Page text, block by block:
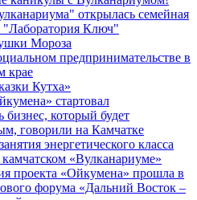
открылась семейная
"Лаборатория Ключ"
Мороза
предпринимательстве в
крае
Кутха»
стартовал
бизнес, который будет
говорили на Камчатке
энергетического класса
камчатском «Вулканариуме»
проекта «Ойкумена» прошла в
форума «Дальний Восток –